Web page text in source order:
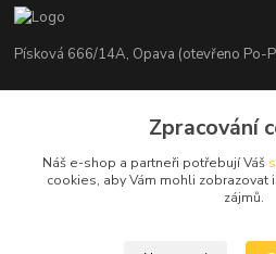
Písková 666/14A, Opava (otevřeno Po-
+420 776 839 986
info@nosice.com
Zpracování
Náš e-shop a partneři potřebují Váš
cookies, aby Vám mohli zobrazovat
zájmů.